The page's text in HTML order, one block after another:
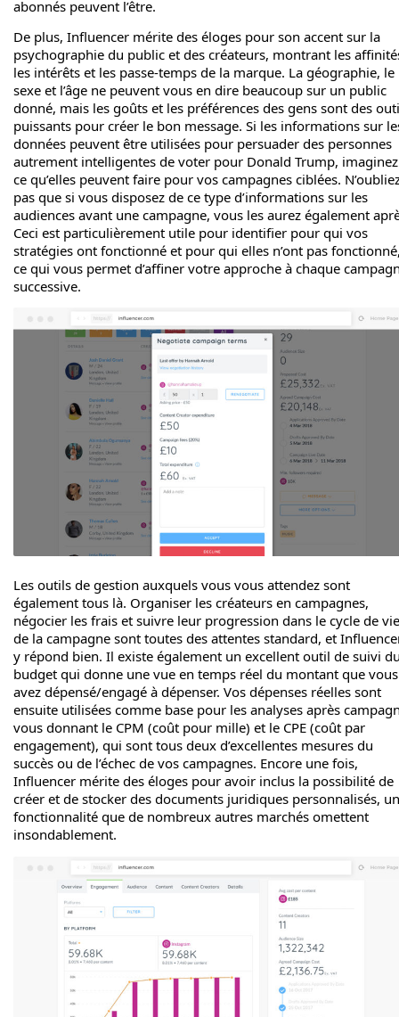
abonnés peuvent l’être.
De plus, Influencer mérite des éloges pour son accent sur la
psychographie du public et des créateurs, montrant les
les intérêts et les passe-temps de la marque. La géographie, le
sexe et l’âge ne peuvent vous en dire beaucoup sur un public
donné, mais les goûts et les préférences des gens sont des
puissants pour créer le bon message. Si les informations sur
données peuvent être utilisées pour persuader des personnes
autrement intelligentes de voter pour Donald Trump, imaginez
ce qu’elles peuvent faire pour vos campagnes ciblées.
pas que si vous disposez de ce type d’informations sur les
audiences avant une campagne, vous les aurez également
Ceci est particulièrement utile pour identifier pour qui vos
stratégies ont fonctionné et pour qui elles n’ont pas
ce qui vous permet d’affiner votre approche à chaque
successive.
Les outils de gestion auxquels vous vous attendez sont
également tous là. Organiser les créateurs en campagnes,
négocier les frais et suivre leur progression dans le cycle de vie
de la campagne sont toutes des attentes standard, et
y répond bien. Il existe également un excellent outil de suivi
budget qui donne une vue en temps réel du montant que vous
avez dépensé/engagé à dépenser. Vos dépenses réelles sont
ensuite utilisées comme base pour les analyses après
vous donnant le CPM (coût pour mille) et le CPE (coût par
engagement), qui sont tous deux d’excellentes mesures du
succès ou de l’échec de vos campagnes. Encore une fois,
Influencer mérite des éloges pour avoir inclus la possibilité de
créer et de stocker des documents juridiques personnalisés,
fonctionnalité que de nombreux autres marchés omettent
insondablement.